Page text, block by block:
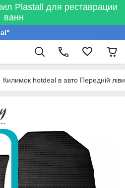
Plastall для реставрации
ванн
Килимок hotdeal в авто Передній